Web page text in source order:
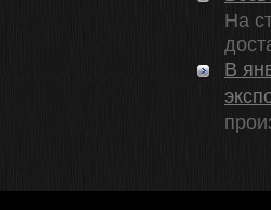
На
В